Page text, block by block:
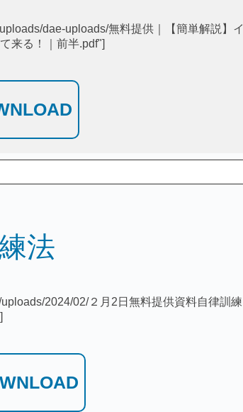
dae-uploads/無料提供｜【簡単解説】イ
来る！｜前半.pdf"]
法
2024/02/２月2日無料提供資料自律訓練